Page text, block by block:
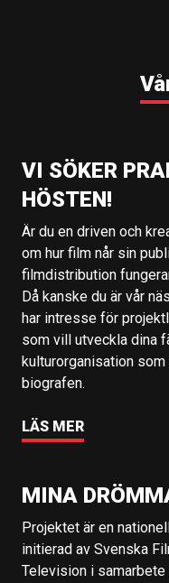
VI SÖKER
HÖSTEN!
Är du en driven och
om hur film når sin
filmdistribution
Då kanske du är vår
har intresse för
som vill utveckla dina
kulturorganisation
biografen.
LÄS MER
MINA
Projektet är en
initierad av Svenska
Television i